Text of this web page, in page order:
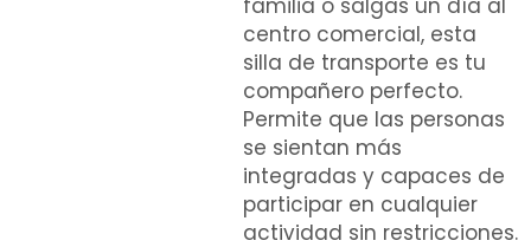
familia o salgas un día al
centro comercial, esta
silla de transporte es tu
compañero perfecto.
Permite que las personas
se sientan más
integradas y capaces de
participar en cualquier
actividad sin restricciones.